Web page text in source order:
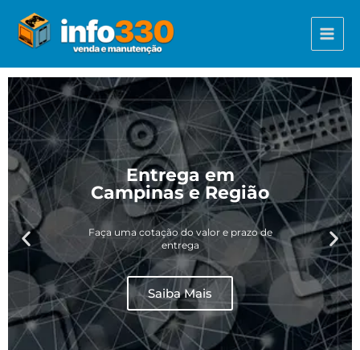
para
Main
Menu
Entrega em
Campinas e Região
Faça uma cotação do valor e prazo de
entrega
Saiba Mais